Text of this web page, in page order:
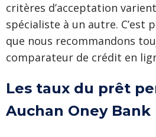
critères d’acceptation
spécialiste à un autre. C’est
que nous recommandons
comparateur de crédit en
Les taux du prêt
Auchan Oney Bank